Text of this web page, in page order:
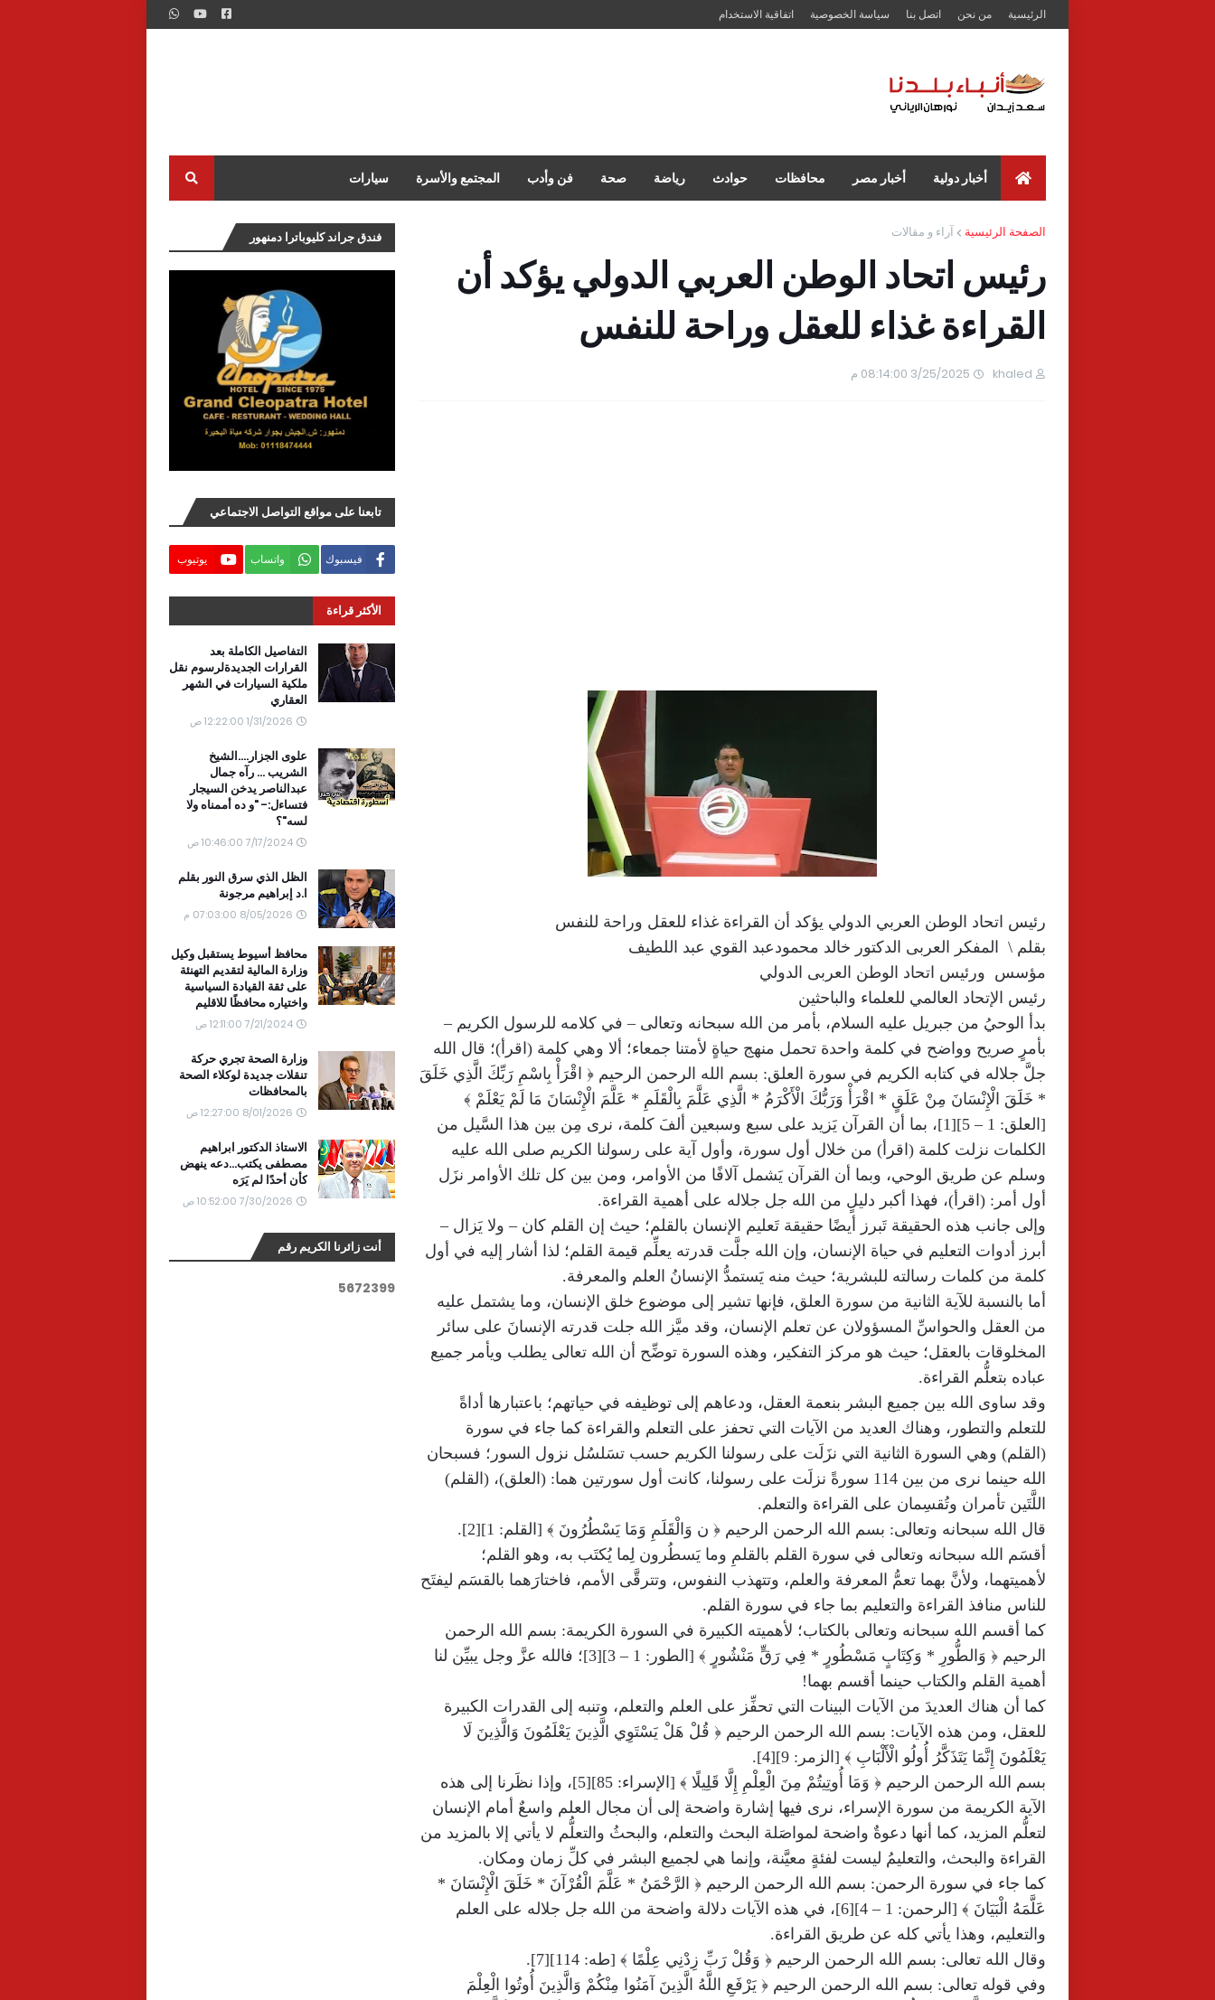
الرئيسية من نحن اتصل بنا سياسة الخصوصية اتفاقية الاستخدام
أخبار دولية أخبار مصر محافظات حوادث رياضة صحة فن وأدب المجتمع والأسرة سيارات
الصفحة الرئيسية آراء و مقالات
رئيس اتحاد الوطن العربي الدولي يؤكد أن
القراءة غذاء للعقل وراحة للنفس
khaled 3/25/2025 08:14:00 م
رئيس اتحاد الوطن العربي الدولي يؤكد أن القراءة غذاء للعقل وراحة للنفس
بقلم \ المفكر العربى الدكتور خالد محمودعبد القوي عبد اللطيف
مؤسس ورئيس اتحاد الوطن العربى الدولي
رئيس الإتحاد العالمي للعلماء والباحثين
بدأ الوحيُ من جبريل عليه السلام، بأمر من الله سبحانه وتعالى – في كلامه للرسول الكريم –
بأمرٍ صريح وواضح في كلمة واحدة تحمل منهج حياةٍ لأمتنا جمعاء؛ ألا وهي كلمة (اقرأ)؛ قال الله
جلَّ جلاله في كتابه الكريم في سورة العلق: بسم الله الرحمن الرحيم ﴿ اقْرَأْ بِاسْمِ رَبِّكَ الَّذِي خَلَقَ
* خَلَقَ الْإِنْسَانَ مِنْ عَلَقٍ * اقْرَأْ وَرَبُّكَ الْأَكْرَمُ * الَّذِي عَلَّمَ بِالْقَلَمِ * عَلَّمَ الْإِنْسَانَ مَا لَمْ يَعْلَمْ ﴾
[العلق: 1 – 5][1]، بما أن القرآن يَزيد على سبع وسبعين ألفَ كلمة، نرى مِن بين هذا السَّيل من
الكلمات نزلت كلمة (اقرأ) من خلال أول سورة، وأول آية على رسولنا الكريم صلى الله عليه
وسلم عن طريق الوحي، وبما أن القرآن يَشمل آلافًا من الأوامر، ومن بين كل تلك الأوامر نزَل
أول أمر: (اقرأ)، فهذا أكبر دليلٍ من الله جل جلاله على أهمية القراءة.
وإلى جانب هذه الحقيقة تَبرز أيضًا حقيقة تَعليم الإنسان بالقلم؛ حيث إن القلم كان – ولا يَزال –
أبرز أدوات التعليم في حياة الإنسان، وإن الله جلَّت قدرته يعلِّم قيمة القلم؛ لذا أشار إليه في أول
كلمة من كلمات رسالته للبشرية؛ حيث منه يَستمدُّ الإنسانُ العلم والمعرفة.
أما بالنسبة للآية الثانية من سورة العلق، فإنها تشير إلى موضوع خلق الإنسان، وما يشتمل عليه
من العقل والحواسِّ المسؤولان عن تعلم الإنسان، وقد ميَّز الله جلت قدرته الإنسانَ على سائر
المخلوقات بالعقل؛ حيث هو مركز التفكير، وهذه السورة توضِّح أن الله تعالى يطلب ويأمر جميع
عباده بتعلُّم القراءة.
وقد ساوى الله بين جميع البشر بنعمة العقل، ودعاهم إلى توظيفه في حياتهم؛ باعتبارها أداةً
للتعلم والتطور، وهناك العديد من الآيات التي تحفز على التعلم والقراءة كما جاء في سورة
(القلم) وهي السورة الثانية التي نزَلَت على رسولنا الكريم حسب تسَلسُل نزول السور؛ فسبحان
الله حينما نرى من بين 114 سورةً نزلَت على رسولنا، كانت أول سورتين هما: (العلق)، (القلم)
اللَّتَين تأمران وتُقسِمان على القراءة والتعلم.
قال الله سبحانه وتعالى: بسم الله الرحمن الرحيم ﴿ ن وَالْقَلَمِ وَمَا يَسْطُرُونَ ﴾ [القلم: 1][2].
أقسَم الله سبحانه وتعالى في سورة القلم بالقلمِ وما يَسطُرون لِما يُكتَب به، وهو القلم؛
لأهميتهما، ولأنَّ بهما تعمُّ المعرفة والعلم، وتتهذب النفوس، وتترقَّى الأمم، فاختارَهما بالقسَم ليفتَح
للناس منافذ القراءة والتعليم بما جاء في سورة القلم.
كما أقسم الله سبحانه وتعالى بالكتاب؛ لأهميته الكبيرة في السورة الكريمة: بسم الله الرحمن
الرحيم ﴿ وَالطُّورِ * وَكِتَابٍ مَسْطُورٍ * فِي رَقٍّ مَنْشُورٍ ﴾ [الطور: 1 – 3][3]؛ فالله عزَّ وجل يبيِّن لنا
أهمية القلم والكتاب حينما أقسم بهما!
كما أن هناك العديدَ من الآيات البينات التي تحفِّز على العلم والتعلم، وتنبه إلى القدرات الكبيرة
للعقل، ومن هذه الآيات: بسم الله الرحمن الرحيم ﴿ قُلْ هَلْ يَسْتَوِي الَّذِينَ يَعْلَمُونَ وَالَّذِينَ لَا
يَعْلَمُونَ إِنَّمَا يَتَذَكَّرُ أُولُو الْأَلْبَابِ ﴾ [الزمر: 9][4].
بسم الله الرحمن الرحيم ﴿ وَمَا أُوتِيتُمْ مِنَ الْعِلْمِ إِلَّا قَلِيلًا ﴾ [الإسراء: 85][5]، وإذا نظَرنا إلى هذه
الآية الكريمة من سورة الإسراء، نرى فيها إشارة واضحة إلى أن مجال العلم واسعٌ أمام الإنسان
لتعلُّم المزيد، كما أنها دعوةٌ واضحة لمواصَلة البحث والتعلم، والبحثُ والتعلُّم لا يأتي إلا بالمزيد من
القراءة والبحث، والتعليمُ ليست لفئةٍ معيَّنة، وإنما هي لجميع البشر في كلِّ زمان ومكان.
كما جاء في سورة الرحمن: بسم الله الرحمن الرحيم ﴿ الرَّحْمَنُ * عَلَّمَ الْقُرْآنَ * خَلَقَ الْإِنْسَانَ *
عَلَّمَهُ الْبَيَانَ ﴾ [الرحمن: 1 – 4][6]، في هذه الآيات دلالة واضحة من الله جل جلاله على العلم
والتعليم، وهذا يأتي كله عن طريق القراءة.
وقال الله تعالى: بسم الله الرحمن الرحيم ﴿ وَقُلْ رَبِّ زِدْنِي عِلْمًا ﴾ [طه: 114][7].
وفي قوله تعالى: بسم الله الرحمن الرحيم ﴿ يَرْفَعِ اللَّهُ الَّذِينَ آمَنُوا مِنْكُمْ وَالَّذِينَ أُوتُوا الْعِلْمَ
فندق جراند كليوباترا دمنهور
تابعنا على مواقع التواصل الاجتماعي
فيسبوك واتساب يوتيوب
الأكثر قراءة
التفاصيل الكاملة بعد
القرارات الجديدةلرسوم نقل
ملكية السيارات في الشهر
العقاري
1/31/2026 12:22:00 ص
علوى الجزار....الشيخ
الشريب ... رآه جمال
عبدالناصر يدخن السيجار
فتساءل:- "و ده أممناه ولا
لسه"؟
7/17/2024 10:46:00 ص
الظل الذي سرق النور بقلم
ا.د إبراهيم مرجونة
8/05/2026 07:03:00 م
محافظ أسيوط يستقبل وكيل
وزارة المالية لتقديم التهنئة
على ثقة القيادة السياسية
واختياره محافظًا للاقليم
7/21/2024 12:11:00 ص
وزارة الصحة تجري حركة
تنقلات جديدة لوكلاء الصحة
بالمحافظات
8/01/2026 12:27:00 ص
الاستاذ الدكتور ابراهيم
مصطفى يكتب...دعه ينهض
كأن أحدًا لم يَرَه
7/30/2026 10:52:00 ص
أنت زائرنا الكريم رقم
5672399